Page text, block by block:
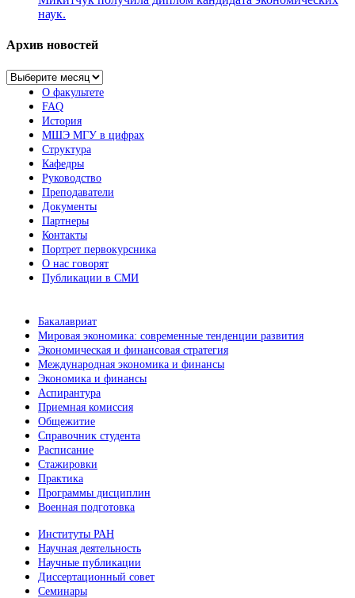
наук.
Архив новостей
Архив
новостейО факультете
FAQ
История
МШЭ МГУ в цифрах
Структура
Кафедры
Руководство
Преподаватели
Документы
Партнеры
Контакты
Портрет первокурсника
О нас говорят
Публикации в СМИ
Бакалавриат
Мировая экономика: современные тенденции развития
Экономическая и финансовая стратегия
Международная экономика и финансы
Экономика и финансы
Аспирантура
Приемная комиссия
Общежитие
Справочник студента
Расписание
Стажировки
Практика
Программы дисциплин
Военная подготовка
Институты РАН
Научная деятельность
Научные публикации
Диссертационный совет
Семинары